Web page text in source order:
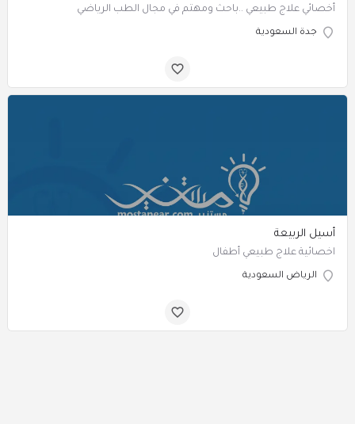
‏‏‏‏‏‏‏‏‏‏‏‏‏‏‏‏‏أخصائي علاج طبيعي ..باحث ومهتم في مجال الطب الرياضي
جدة السعودية
أسيل الربيعة
اخصائية علاج طبيعي أطفال
الرياض السعودية